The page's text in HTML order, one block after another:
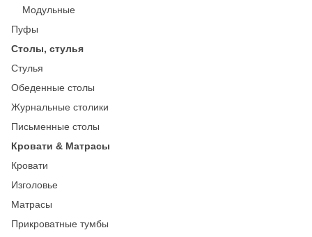
Модульные
Пуфы
Столы, стулья
Стулья
Обеденные столы
Журнальные столики
Письменные столы
Кровати & Матрасы
Кровати
Изголовье
Матрасы
Прикроватные тумбы